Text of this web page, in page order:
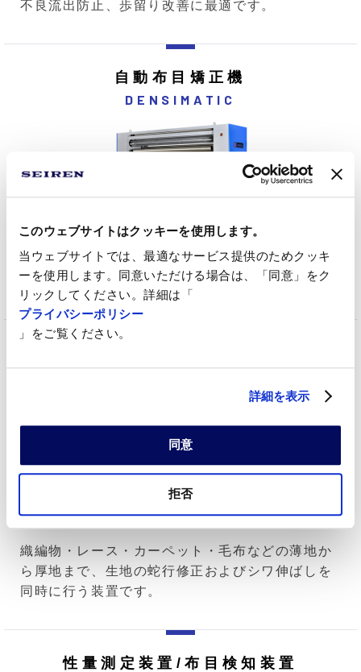
このウェブサイトはクッキーを使用します。
当ウェブサイトでは、最適なサービス提供のためクッキ
ーを使用します。同意いただける場合は、「同意」をク
リックしてください。詳細は「
プライバシーポリシー
」をご覧ください。
詳細を表示
同意
拒否
不良流出防止、歩留り改善に最適です。
自動布目矯正機
DENSIMATIC
各種織物、編物を加工する際に、その緯糸の目曲
がり方向及び角度を検知し、自動的にその目曲が
りを矯正する装置です。
織編物・レース・カーペット・毛布などの薄地か
ら厚地まで、生地の蛇行修正およびシワ伸ばしを
同時に行う装置です。
性量測定装置/布目検知装置